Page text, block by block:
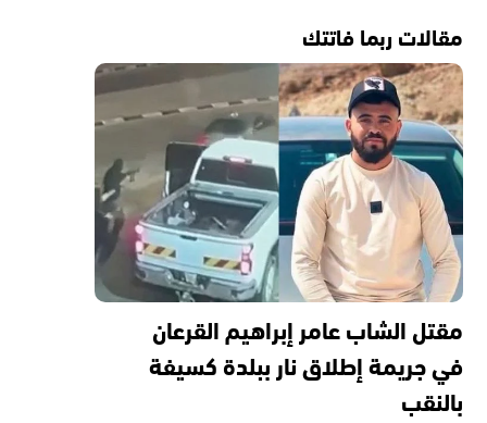
مقالات ربما فاتتك
مقتل الشاب عامر إبراهيم القرعان
في جريمة إطلاق نار ببلدة كسيفة
بالنقب